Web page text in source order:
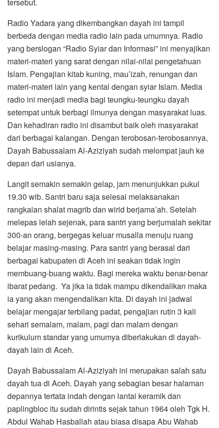
tersebut.
Radio Yadara yang dikembangkan dayah ini tampil
berbeda dengan media radio lain pada umumnya. Radio
yang berslogan “Radio Syiar dan Informasi” ini menyajikan
materi-materi yang sarat dengan nilai-nilai pengetahuan
Islam. Pengajian kitab kuning, mau’izah, renungan dan
materi-materi lain yang kental dengan syiar Islam. Media
radio ini menjadi media bagi teungku-teungku dayah
setempat untuk berbagi ilmunya dengan masyarakat luas.
Dan kehadiran radio ini disambut baik oleh masyarakat
dari berbagai kalangan. Dengan terobosan-terobosannya,
Dayah Babussalam Al-Aziziyah sudah melompat jauh ke
depan dari usianya.
Langit semakin semakin gelap, jam menunjukkan pukul
19.30 wib. Santri baru saja selesai melaksanakan
rangkaian shalat magrib dan wirid berjama’ah. Setelah
melepas lelah sejenak, para santri yang berjumalah sekitar
300-an orang, bergegas keluar musalla menuju ruang
belajar masing-masing. Para santri yang berasal dari
berbagai kabupaten di Aceh ini seakan tidak ingin
membuang-buang waktu. Bagi mereka waktu benar-benar
ibarat pedang. Ya jika ia tidak mampu dikendalikan maka
ia yang akan mengendalikan kita. Di dayah ini jadwal
belajar mengajar terbilang padat, pengajian rutin 3 kali
sehari semalam, malam, pagi dan malam dengan
kurikulum standar yang umumya diberlakukan di dayah-
dayah lain di Aceh.
Dayah Babussalam Al-Aziziyah ini merupakan salah satu
dayah tua di Aceh. Dayah yang sebagian besar halaman
depannya tertata indah dengan lantai keramik dan
paplingbloc itu sudah dirintis sejak tahun 1964 oleh Tgk H.
Abdul Wahab Hasballah atau biasa disapa Abu Wahab